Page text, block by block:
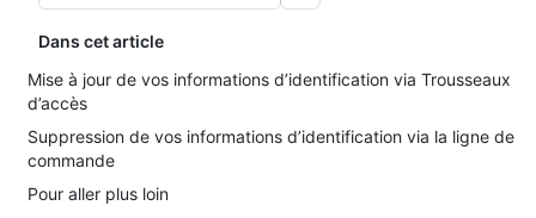
Dans cet article
Mise à jour de vos informations d’identification via Trousseaux
d’accès
Suppression de vos informations d’identification via la ligne de
commande
Pour aller plus loin